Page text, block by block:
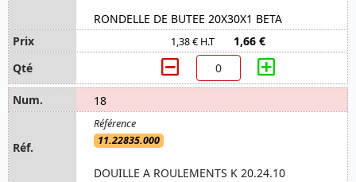
RONDELLE DE BUTEE 20X30X1 BETA
1,38 € H.T 1,66 €
18
11.22835.000
DOUILLE A ROULEMENTS K 20.24.10